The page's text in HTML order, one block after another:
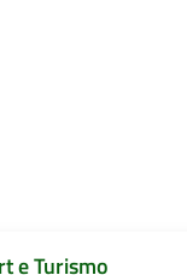
e Turismo